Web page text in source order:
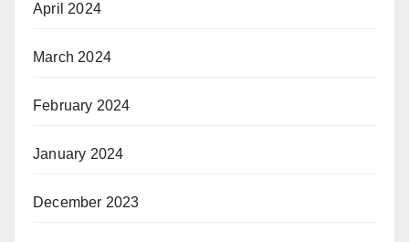
April 2024
March 2024
February 2024
January 2024
December 2023